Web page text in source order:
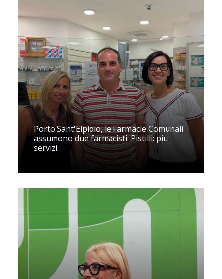
Porto Sant'Elpidio, le Farmacie Comunali
assumono due farmacisti. Pistilli: piu
servizi